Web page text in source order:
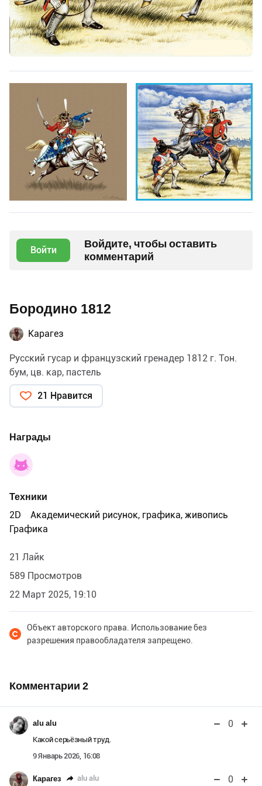
Войти
Войдите, чтобы оставить
комментарий
Бородино 1812
Карагез
Русский гусар и французский гренадер 1812 г. Тон.
бум, цв. кар, пастель
21 Нравится
Награды
Техники
2D
Академический рисунок, графика, живопись
Графика
21 Лайк
589 Просмотров
22 Март 2025, 19:10
Объект авторского права. Использование без
разрешения правообладателя запрещено.
Комментарии 2
alu alu 0
Какой серьёзный труд.
9 Январь 2026, 16:08
Карагез alu alu 0